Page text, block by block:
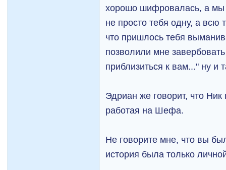
хорошо шифровалась, а
не просто тебя одну, а
что пришлось тебя
позволили мне
приблизиться к вам..." ну и
Эдриан же говорит, что
работая на Шефа.
Не говорите мне, что вы
история была только